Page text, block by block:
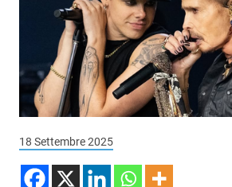
Novità
Subasio Playlist
Web Radio
Radio Subasio
Radio Subasio +
Radio Subasio Disco Club
18 Settembre 2025